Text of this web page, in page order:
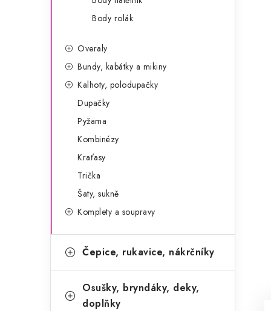
Body rolák
Overaly
Bundy, kabátky a mikiny
Kalhoty, polodupačky
Dupačky
Pyžama
Kombinézy
Kraťasy
Trička
Šaty, sukně
Komplety a soupravy
Čepice, rukavice, nákrčníky
Osušky, bryndáky, deky,
doplňky